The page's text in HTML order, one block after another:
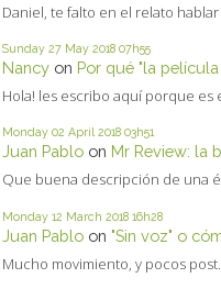
Daniel, te falto en el relato
Sunday 27 May 2018 07h55
Nancy on Por qué "la
Hola! les escribo aquí porque es
Monday 02 April 2018 03h51
Juan Pablo on Mr Review: la
Que buena descripción de una
Monday 12 March 2018 16h28
Juan Pablo on "Sin voz" o
Mucho movimiento, y pocos